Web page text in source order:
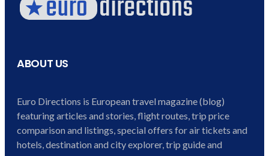
ABOUT US
Euro Directions is European travel magazine (blog)
featuring articles and stories, flight routes, trip price
comparison and listings, special offers for air tickets and
hotels, destination and city explorer, trip guide and